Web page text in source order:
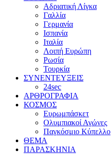
Αδριατική Λίγκα
Γαλλία
Γερμανία
Ισπανία
Ιταλία
Λοιπή Ευρώπη
Ρωσία
Τουρκία
ΣΥΝΕΝΤΕΥΞΕΙΣ
24sec
ΑΡΘΡΟΓΡΑΦΙΑ
ΚΟΣΜΟΣ
Ευρωμπάσκετ
Ολυμπιακοί Αγώνες
Παγκόσμιο Κύπελλο
ΘΕΜΑ
ΠΑΡΑΣΚΗΝΙΑ